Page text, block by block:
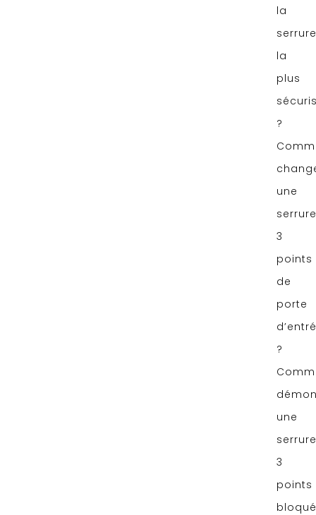
la
serrure
la
plus
?
une
serrure
3
points
de
porte
?
une
serrure
3
points